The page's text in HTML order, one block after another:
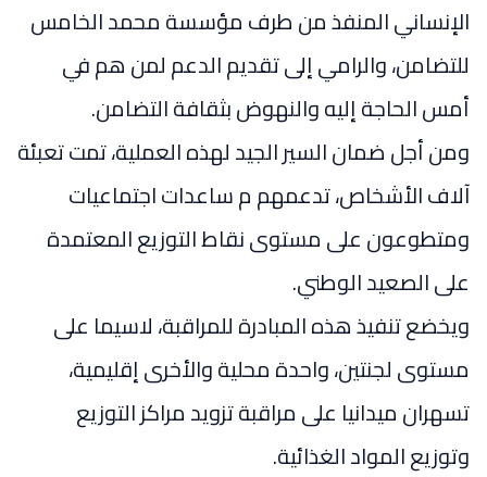
الإنساني المنفذ من طرف مؤسسة محمد الخامس
للتضامن، والرامي إلى تقديم الدعم لمن هم في
أمس الحاجة إليه والنهوض بثقافة التضامن.
ومن أجل ضمان السير الجيد لهذه العملية، تمت تعبئة
آلاف الأشخاص، تدعمهم م ساعدات اجتماعيات
ومتطوعون على مستوى نقاط التوزيع المعتمدة
على الصعيد الوطني.
ويخضع تنفيذ هذه المبادرة للمراقبة، لاسيما على
مستوى لجنتين، واحدة محلية والأخرى إقليمية،
تسهران ميدانيا على مراقبة تزويد مراكز التوزيع
وتوزيع المواد الغذائية.